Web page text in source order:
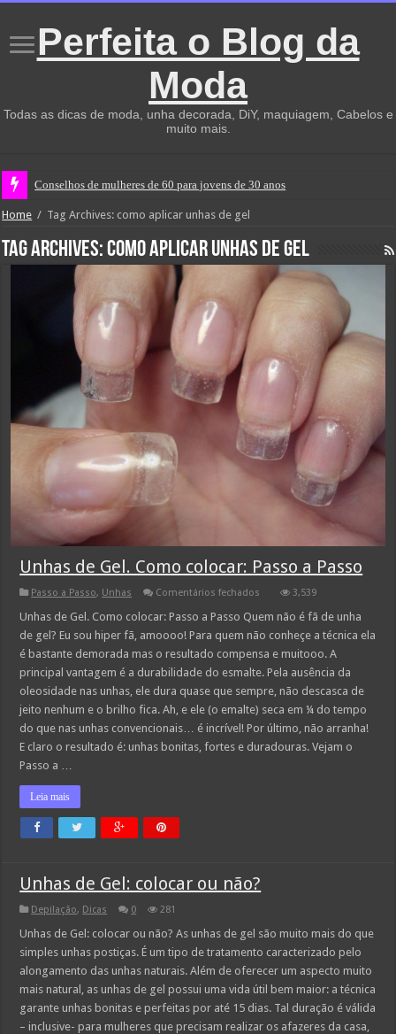
Perfeita o Blog da
Moda
Todas as dicas de moda, unha decorada, DiY, maquiagem, Cabelos e
muito mais.
Conselhos de mulheres de 60 para jovens de 30 anos
Home / Tag Archives: como aplicar unhas de gel
Tag Archives:como aplicar unhas de gel
Unhas de Gel. Como colocar: Passo a Passo
Passo a Passo, Unhas Comentários fechados
de
Como
colocar:
Passo
a
3,539
Unhas de Gel. Como colocar: Passo a Passo Quem não é fã de unha
de gel? Eu sou hiper fã, amoooo! Para quem não conheçe a técnica ela
é bastante demorada mas o resultado compensa e muitooo. A
principal vantagem é a durabilidade do esmalte. Pela ausência da
oleosidade nas unhas, ele dura quase que sempre, não descasca de
jeito nenhum e o brilho fica. Ah, e ele (o emalte) seca em ¼ do tempo
do que nas unhas convencionais… é incrível! Por último, não arranha!
E claro o resultado é: unhas bonitas, fortes e duradouras. Vejam o
Passo a …
Leia mais
Unhas de Gel: colocar ou não?
Depilação, Dicas 0 281
Unhas de Gel: colocar ou não? As unhas de gel são muito mais do que
simples unhas postiças. É um tipo de tratamento caracterizado pelo
alongamento das unhas naturais. Além de oferecer um aspecto muito
mais natural, as unhas de gel possui uma vida útil bem maior: a técnica
garante unhas bonitas e perfeitas por até 15 dias. Tal duração é válida
– inclusive- para mulheres que precisam realizar os afazeres da casa,